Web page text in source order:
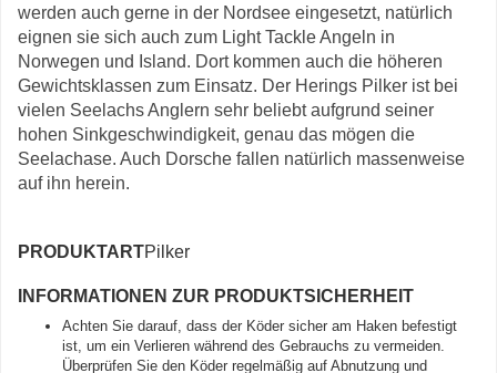
werden auch gerne in der Nordsee eingesetzt, natürlich
eignen sie sich auch zum Light Tackle Angeln in
Norwegen und Island. Dort kommen auch die höheren
Gewichtsklassen zum Einsatz. Der Herings Pilker ist bei
vielen Seelachs Anglern sehr beliebt aufgrund seiner
hohen Sinkgeschwindigkeit, genau das mögen die
Seelachase. Auch Dorsche fallen natürlich massenweise
auf ihn herein.
PRODUKTARTPilker
INFORMATIONEN ZUR PRODUKTSICHERHEIT
Achten Sie darauf, dass der Köder sicher am Haken befestigt
ist, um ein Verlieren während des Gebrauchs zu vermeiden.
Überprüfen Sie den Köder regelmäßig auf Abnutzung und